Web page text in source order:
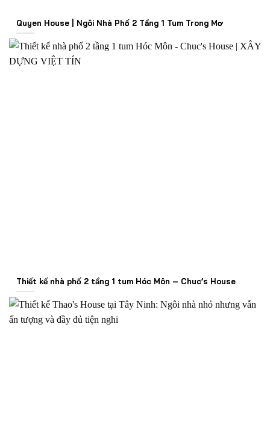
Quyen House | Ngôi Nhà Phố 2 Tầng 1 Tum Trong Mơ
Thiết kế nhà phố 2 tầng 1 tum Hóc Môn – Chuc’s House